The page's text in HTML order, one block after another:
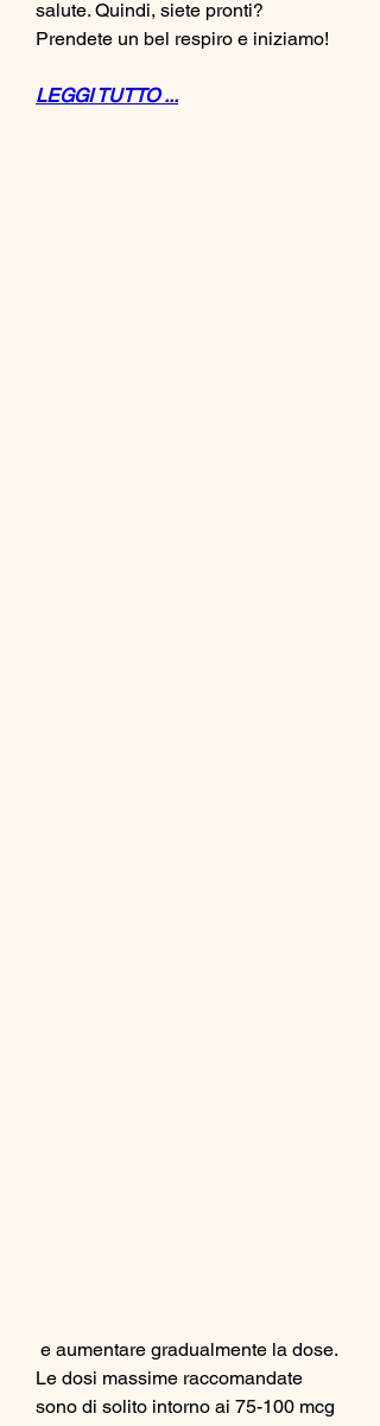
salute. Quindi, siete pronti?
Prendete un bel respiro e iniziamo!
LEGGI TUTTO ...
Le dosi massime raccomandate
sono di solito intorno ai 75-100 mcg